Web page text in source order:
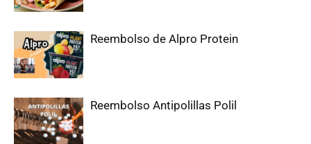
Reembolso de Alpro Protein
Reembolso Antipolillas Polil